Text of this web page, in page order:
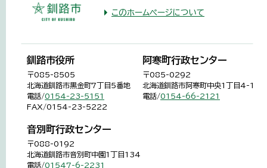
このホームページについて
釧路市役所
〒085-8505
北海道釧路市黒金町7丁目5番地
電話/0154-23-5151
FAX/0154-23-5222
阿寒町行政センター
〒085-0292
北海道釧路市阿寒町中央1丁目4-1
電話/0154-66-2121
音別町行政センター
〒088-0192
北海道釧路市音別町中園1丁目134
電話/01547-6-2231